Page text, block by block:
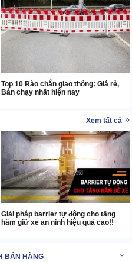
Top 10 Rào chắn giao thông: Giá rẻ,
Bán chạy nhất hiện nay
Xem tất cả
Giải pháp barrier tự động cho tầng
hầm giữ xe an ninh hiệu quả cao!!
BÁN HÀNG